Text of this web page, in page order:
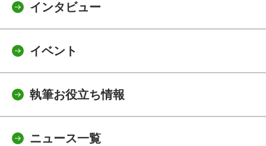
インタビュー
イベント
執筆お役立ち情報
ニュース一覧